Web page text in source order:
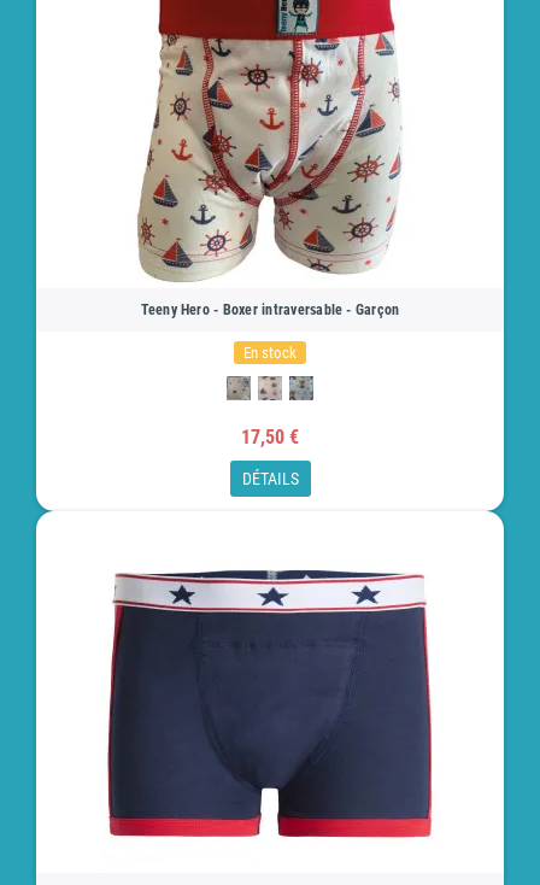
Teeny Hero - Boxer intraversable - Garçon
En stock
17,50 €
DÉTAILS